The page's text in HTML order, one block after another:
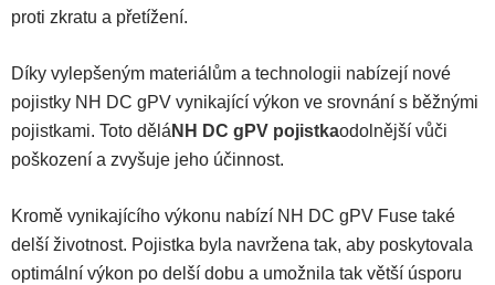
proti zkratu a přetížení.
Díky vylepšeným materiálům a technologii nabízejí nové
pojistky NH DC gPV vynikající výkon ve srovnání s běžnými
pojistkami. Toto dělá NH DC gPV pojistkaodolnější vůči
poškození a zvyšuje jeho účinnost.
Kromě vynikajícího výkonu nabízí NH DC gPV Fuse také
delší životnost. Pojistka byla navržena tak, aby poskytovala
optimální výkon po delší dobu a umožnila tak větší úsporu